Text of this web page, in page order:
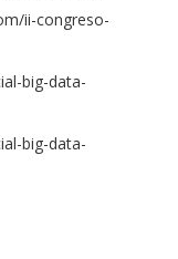
ii-congreso-
big-data-
big-data-